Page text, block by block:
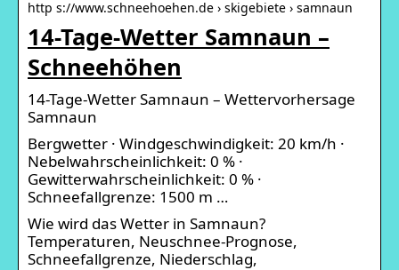
http s://www.schneehoehen.de › skigebiete › samnaun
14-Tage-Wetter Samnaun –
Schneehöhen
14-Tage-Wetter Samnaun – Wettervorhersage
Samnaun
Bergwetter · Windgeschwindigkeit: 20 km/h ·
Nebelwahrscheinlichkeit: 0 % ·
Gewitterwahrscheinlichkeit: 0 % ·
Schneefallgrenze: 1500 m …
Wie wird das Wetter in Samnaun?
Temperaturen, Neuschnee-Prognose,
Schneefallgrenze, Niederschlag,